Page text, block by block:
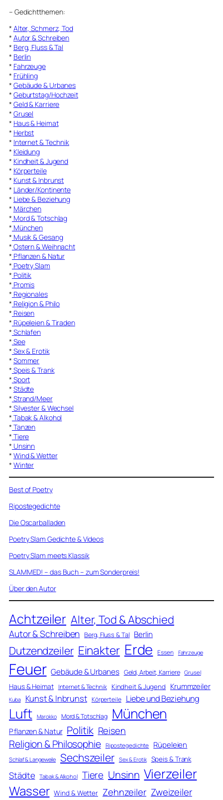
– Gedichtthemen:
* Alter, Schmerz, Tod
* Autor & Schreiben
* Berg, Fluss & Tal
* Berlin
* Fahrzeuge
* Frühling
* Gebäude & Urbanes
* Geburtstag/Hochzeit
* Geld & Karriere
* Grusel
* Haus & Heimat
* Herbst
* Internet & Technik
* Kleidung
* Kindheit & Jugend
* Körperteile
* Kunst & Inbrunst
* Länder/Kontinente
* Liebe & Beziehung
* Märchen
* Mord & Totschlag
* München
* Musik & Gesang
* Ostern & Weihnacht
* Pflanzen & Natur
* Poetry Slam
* Politik
* Promis
* Regionales
* Religion & Philo
* Reisen
* Rüpeleien & Tiraden
* Schlafen
* See
* Sex & Erotik
* Sommer
* Speis & Trank
* Sport
* Städte
* Strand/Meer
* Silvester & Wechsel
* Tabak & Alkohol
* Tanzen
* Tiere
* Unsinn
* Wind & Wetter
* Winter
Best of Poetry
Ripostegedichte
Die Oscarballaden
Poetry Slam Gedichte & Videos
Poetry Slam meets Klassik
SLAMMED! – das Buch – zum Sonderpreis!
Über den Autor
Achtzeiler Alter, Tod & Abschied
Autor & Schreiben Berg, Fluss & Tal Berlin
Dutzendzeiler Einakter Erde Essen Fahrzeuge
Feuer Gebäude & Urbanes Geld, Arbeit, Karriere Grusel
Haus & Heimat Internet & Technik Kindheit & Jugend Krummzeiler
Kuba Kunst & Inbrunst Körperteile Liebe und Beziehung
Luft Marokko Mord & Totschlag München
Pflanzen & Natur Politik Reisen
Religion & Philosophie Ripostegedichte Rüpeleien
Schlaf & Langeweile Sechszeiler Sex & Erotik Speis & Trank
Städte Tabak & Alkohol Tiere Unsinn Vierzeiler
Wasser Wind & Wetter Zehnzeiler Zweizeiler